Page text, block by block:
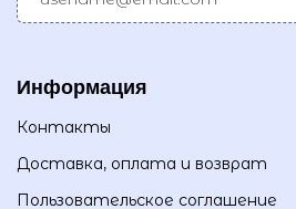
Информация
Контакты
Доставка, оплата и возврат
Пользовательское соглашение